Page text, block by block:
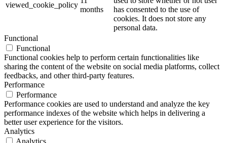
viewed_cookie_policy
months
has consented to the use of
cookies. It does not store any
personal data.
Functional
Functional
Functional cookies help to perform certain functionalities like
sharing the content of the website on social media platforms, collect
feedbacks, and other third-party features.
Performance
Performance
Performance cookies are used to understand and analyze the key
performance indexes of the website which helps in delivering a
better user experience for the visitors.
Analytics